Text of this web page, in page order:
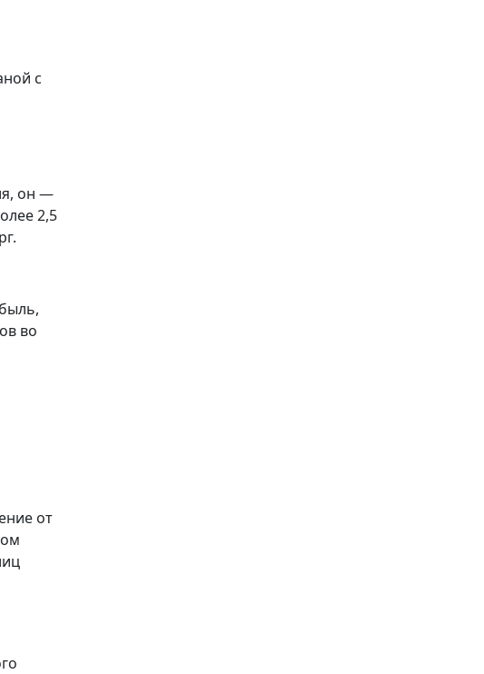
с
он —
2,5
во
от